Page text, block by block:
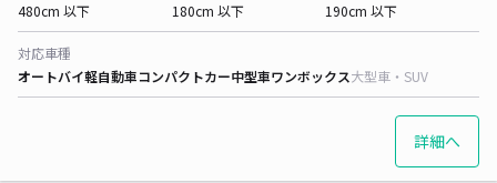
480cm 以下
180cm 以下
190cm 以下
対応車種
オートバイ軽自動車コンパクトカー中型車ワンボックス大型車・SUV
詳細へ